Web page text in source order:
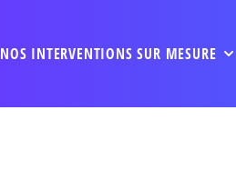
NOS INTERVENTIONS SUR MESURE